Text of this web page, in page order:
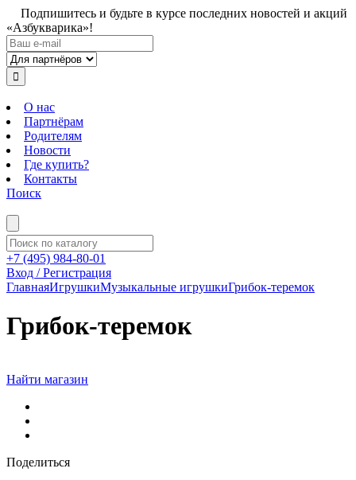
Подпишитесь и будьте в курсе последних новостей и акций
«Азбукварика»!
О нас
Партнёрам
Родителям
Новости
Где купить?
Контакты
Поиск
+7 (495) 984-80-01
Вход / Регистрация
ГлавнаяИгрушкиМузыкальные игрушкиГрибок-теремок
Грибок-теремок
Найти магазин
Поделиться